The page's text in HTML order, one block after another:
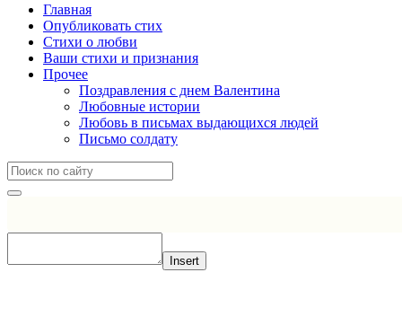
Главная
Опубликовать стих
Стихи о любви
Ваши стихи и признания
Прочее
Поздравления с днем Валентина
Любовные истории
Любовь в письмах выдающихся людей
Письмо солдату
Insert